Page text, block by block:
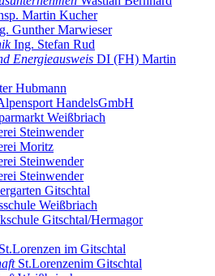
Martin Kucher
Gunther Marwieser
Ing. Stefan Rud
Energieausweis DI (FH) Martin
Hubmann
HandelsGmbH
Weißbriach
Steinwender
Moritz
Steinwender
Steinwender
Gitschtal
Weißbriach
Gitschtal/Hermagor
St.Lorenzen im Gitschtal
St.Lorenzenim Gitschtal